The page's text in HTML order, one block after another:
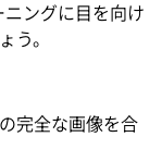
ニングに目を向け
う。
完全な画像を合